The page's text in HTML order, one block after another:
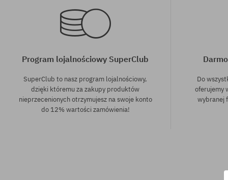
Program lojalnościowy SuperClub
SuperClub to nasz program lojalnościowy,
dzięki któremu za zakupy produktów
nieprzecenionych otrzymujesz na swoje konto
do 12% wartości zamówienia!
Do
oferujemy
wybranej